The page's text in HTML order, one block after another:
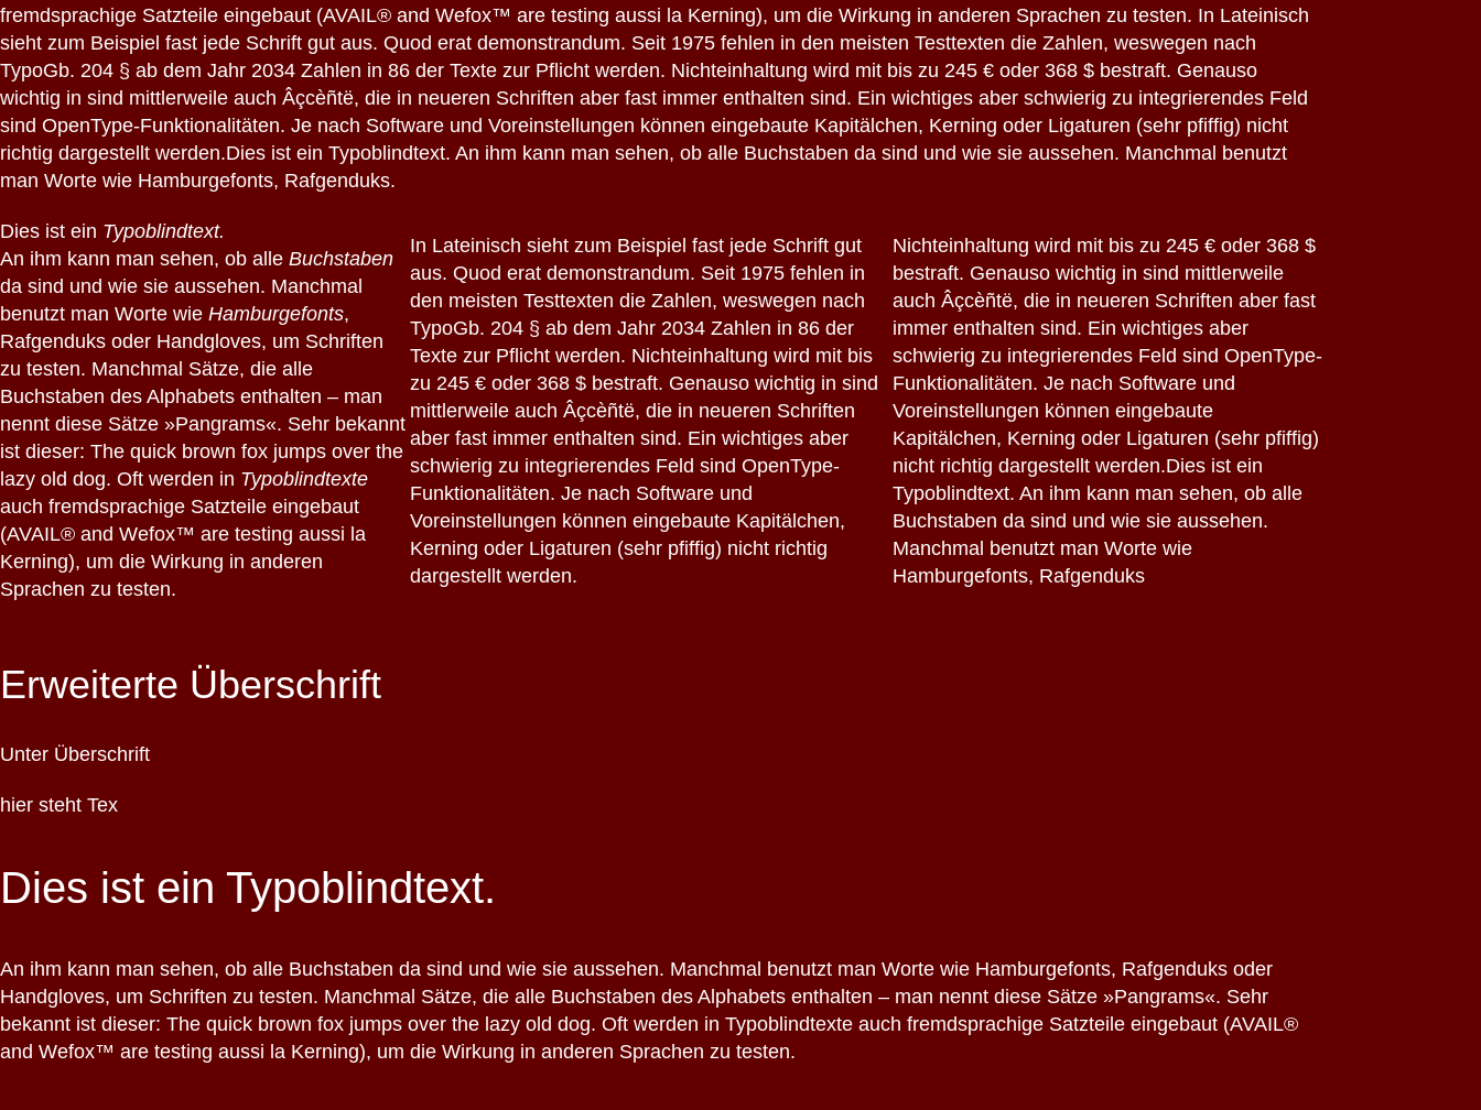
fremdsprachige Satzteile eingebaut (AVAIL® and Wefox™ are testing aussi la Kerning), um die Wirkung in anderen Sprachen zu testen. In Lateinisch
sieht zum Beispiel fast jede Schrift gut aus. Quod erat demonstrandum. Seit 1975 fehlen in den meisten Testtexten die Zahlen, weswegen nach
TypoGb. 204 § ab dem Jahr 2034 Zahlen in 86 der Texte zur Pflicht werden. Nichteinhaltung wird mit bis zu 245 € oder 368 $ bestraft. Genauso
wichtig in sind mittlerweile auch Âçcèñtë, die in neueren Schriften aber fast immer enthalten sind. Ein wichtiges aber schwierig zu integrierendes Feld
sind OpenType-Funktionalitäten. Je nach Software und Voreinstellungen können eingebaute Kapitälchen, Kerning oder Ligaturen (sehr pfiffig) nicht
richtig dargestellt werden.Dies ist ein Typoblindtext. An ihm kann man sehen, ob alle Buchstaben da sind und wie sie aussehen. Manchmal benutzt
man Worte wie Hamburgefonts, Rafgenduks.
Dies ist ein Typoblindtext.
An ihm kann man sehen, ob alle Buchstaben
da sind und wie sie aussehen. Manchmal
benutzt man Worte wie Hamburgefonts,
Rafgenduks oder Handgloves, um Schriften
zu testen. Manchmal Sätze, die alle
Buchstaben des Alphabets enthalten – man
nennt diese Sätze »Pangrams«. Sehr bekannt
ist dieser: The quick brown fox jumps over the
lazy old dog. Oft werden in Typoblindtexte
auch fremdsprachige Satzteile eingebaut
(AVAIL® and Wefox™ are testing aussi la
Kerning), um die Wirkung in anderen
Sprachen zu testen.
In Lateinisch sieht zum Beispiel fast jede Schrift gut
aus. Quod erat demonstrandum. Seit 1975 fehlen in
den meisten Testtexten die Zahlen, weswegen nach
TypoGb. 204 § ab dem Jahr 2034 Zahlen in 86 der
Texte zur Pflicht werden. Nichteinhaltung wird mit bis
zu 245 € oder 368 $ bestraft. Genauso wichtig in sind
mittlerweile auch Âçcèñtë, die in neueren Schriften
aber fast immer enthalten sind. Ein wichtiges aber
schwierig zu integrierendes Feld sind OpenType-
Funktionalitäten. Je nach Software und
Voreinstellungen können eingebaute Kapitälchen,
Kerning oder Ligaturen (sehr pfiffig) nicht richtig
dargestellt werden.
Nichteinhaltung wird mit bis zu 245 € oder 368 $
bestraft. Genauso wichtig in sind mittlerweile
auch Âçcèñtë, die in neueren Schriften aber fast
immer enthalten sind. Ein wichtiges aber
schwierig zu integrierendes Feld sind OpenType-
Funktionalitäten. Je nach Software und
Voreinstellungen können eingebaute
Kapitälchen, Kerning oder Ligaturen (sehr pfiffig)
nicht richtig dargestellt werden.Dies ist ein
Typoblindtext. An ihm kann man sehen, ob alle
Buchstaben da sind und wie sie aussehen.
Manchmal benutzt man Worte wie
Hamburgefonts, Rafgenduks
Erweiterte Überschrift
Unter Überschrift
hier steht Tex
Dies ist ein Typoblindtext.
An ihm kann man sehen, ob alle Buchstaben da sind und wie sie aussehen. Manchmal benutzt man Worte wie Hamburgefonts, Rafgenduks oder
Handgloves, um Schriften zu testen. Manchmal Sätze, die alle Buchstaben des Alphabets enthalten – man nennt diese Sätze »Pangrams«. Sehr
bekannt ist dieser: The quick brown fox jumps over the lazy old dog. Oft werden in Typoblindtexte auch fremdsprachige Satzteile eingebaut (AVAIL®
and Wefox™ are testing aussi la Kerning), um die Wirkung in anderen Sprachen zu testen.